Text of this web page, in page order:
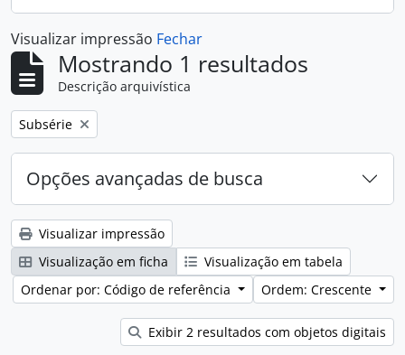
Visualizar impressão Fechar
Mostrando 1 resultados
Descrição arquivística
Remover filtro:
Subsérie
Opções avançadas de busca
Visualizar impressão
Visualização em ficha
Visualização em tabela
Ordenar por: Código de referência
Ordem: Crescente
Exibir 2 resultados com objetos digitais